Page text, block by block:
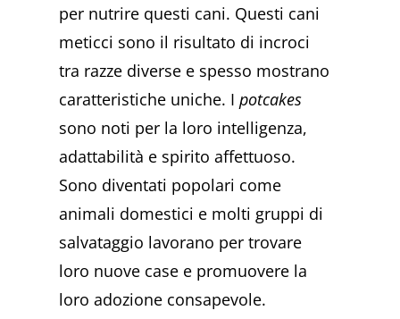
per nutrire questi cani. Questi cani
meticci sono il risultato di incroci
tra razze diverse e spesso mostrano
caratteristiche uniche. Ipotcakes
sono noti per la loro intelligenza,
adattabilità e spirito affettuoso.
Sono diventati popolari come
animali domestici e molti gruppi di
salvataggio lavorano per trovare
loro nuove case e promuovere la
loro adozione consapevole.